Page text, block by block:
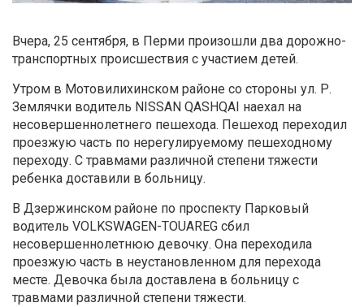
Вчера, 25 сентября, в Перми произошли два дорожно-
транспортных происшествия с участием детей.
Утром в Мотовилихинском районе со стороны ул. Р.
Землячки водитель NISSAN QASHQAI наехал на
несовершеннолетнего пешехода. Пешеход переходил
проезжую часть по нерегулируемому пешеходному
переходу. С травмами различной степени тяжести
ребенка доставили в больницу.
В Дзержинском районе по проспекту Парковый
водитель VOLKSWAGEN-TOUAREG сбил
несовершеннолетнюю девочку. Она переходила
проезжую часть в неустановленном для перехода
месте. Девочка была доставлена в больницу с
травмами различной степени тяжести.